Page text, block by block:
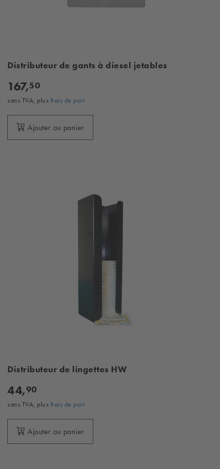
Distributeur de gants à diesel jetables
167,50
sans TVA, plus frais de port
Ajouter au panier
Distributeur de lingettes HW
44,90
sans TVA, plus frais de port
Ajouter au panier